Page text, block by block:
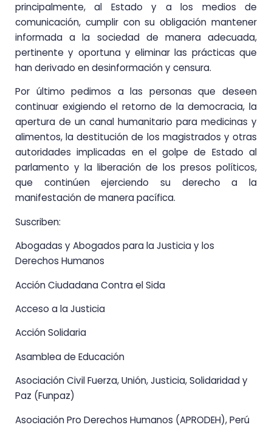
principalmente, al Estado y a los medios de
comunicación, cumplir con su obligación mantener
informada a la sociedad de manera adecuada,
pertinente y oportuna y eliminar las prácticas que
han derivado en desinformación y censura.
Por último pedimos a las personas que deseen
continuar exigiendo el retorno de la democracia, la
apertura de un canal humanitario para medicinas y
alimentos, la destitución de los magistrados y otras
autoridades implicadas en el golpe de Estado al
parlamento y la liberación de los presos políticos,
que continúen ejerciendo su derecho a la
manifestación de manera pacífica.
Suscriben:
Abogadas y Abogados para la Justicia y los
Derechos Humanos
Acción Ciudadana Contra el Sida
Acceso a la Justicia
Acción Solidaria
Asamblea de Educación
Asociación Civil Fuerza, Unión, Justicia, Solidaridad y
Paz (Funpaz)
Asociación Pro Derechos Humanos (APRODEH), Perú